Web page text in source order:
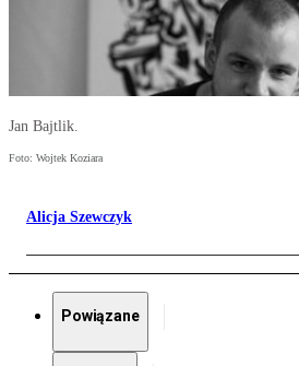
Jan Bajtlik.
Foto: Wojtek Koziara
Alicja Szewczyk
Powiązane